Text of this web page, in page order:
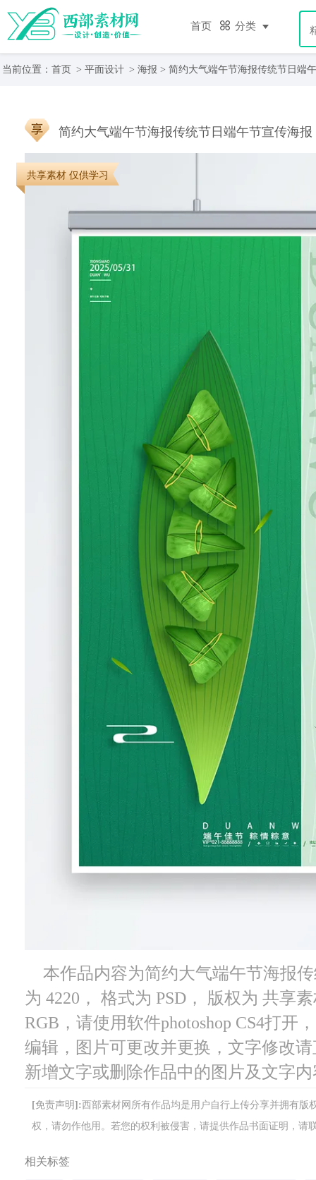
首页 分类
当前位置： 首页 > 平面设计 > 海报 > 简约大气端午节海报传统节日端
简约大气端午节海报传统节日端午节宣传海报
共享素材 仅供学习
本作品内容为简约大气端午节海报
为 4220， 格式为 PSD， 版权为 共享
RGB，请使用软件photoshop CS4打开
编辑，图片可更改并更换，文字修改
新增文字或删除作品中的图片及文字
[免责声明]:西部素材网所有作品均是用户自行上传分享并拥有版
权，请勿作他用。若您的权利被侵害，请提供作品书面证明，请
相关标签